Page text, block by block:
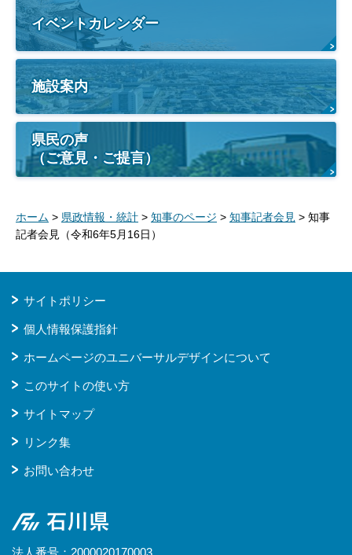
イベントカレンダー
施設案内
県民の声
（ご意見・ご提言）
ホーム > 県政情報・統計 > 知事のページ > 知事記者会見 > 知事
記者会見（令和6年5月16日）
サイトポリシー
個人情報保護指針
ホームページのユニバーサルデザインについて
このサイトの使い方
サイトマップ
リンク集
お問い合わせ
石川県